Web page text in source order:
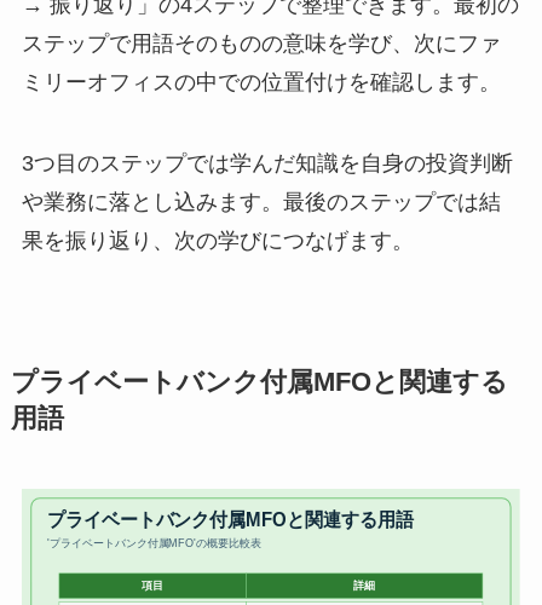
ステップで用語そのものの意味を学び、次にファ
ミリーオフィスの中での位置付けを確認します。
3つ目のステップでは学んだ知識を自身の投資判断
や業務に落とし込みます。最後のステップでは結
果を振り返り、次の学びにつなげます。
プライベートバンク付属MFOと関連する
用語